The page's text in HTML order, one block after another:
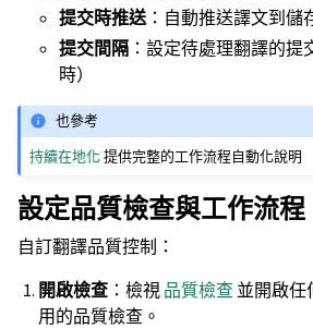
提交時推送：自動推送譯文到儲
提交間隔 ：設定待處理翻譯的提
時）
也參考
持續在地化提供完整的工作流程自動化說明
設定品質檢查與工作流程
自訂翻譯品質控制：
開啟檢查 ：檢視品質檢查並開啟任
用的品質檢查。